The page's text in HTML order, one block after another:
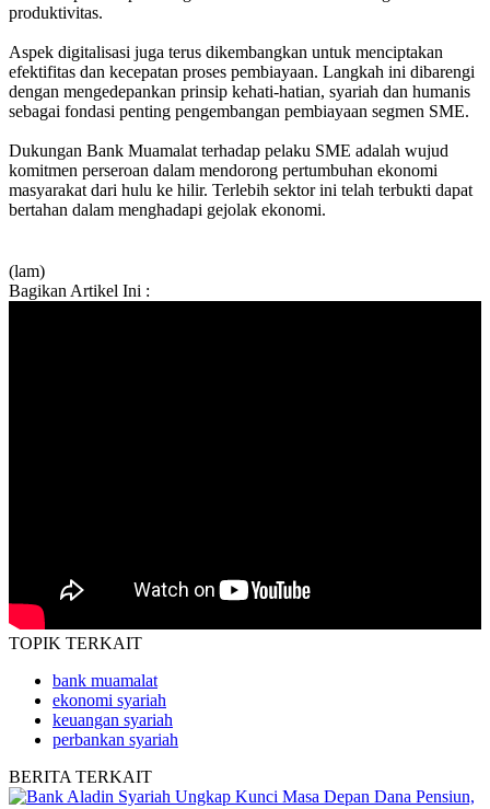
produktivitas.
Aspek digitalisasi juga terus dikembangkan untuk menciptakan
efektifitas dan kecepatan proses pembiayaan. Langkah ini dibarengi
dengan mengedepankan prinsip kehati-hatian, syariah dan humanis
sebagai fondasi penting pengembangan pembiayaan segmen SME.
Dukungan Bank Muamalat terhadap pelaku SME adalah wujud
komitmen perseroan dalam mendorong pertumbuhan ekonomi
masyarakat dari hulu ke hilir. Terlebih sektor ini telah terbukti dapat
bertahan dalam menghadapi gejolak ekonomi.
(lam)
Bagikan Artikel Ini :
TOPIK TERKAIT
bank muamalat
ekonomi syariah
keuangan syariah
perbankan syariah
BERITA TERKAIT